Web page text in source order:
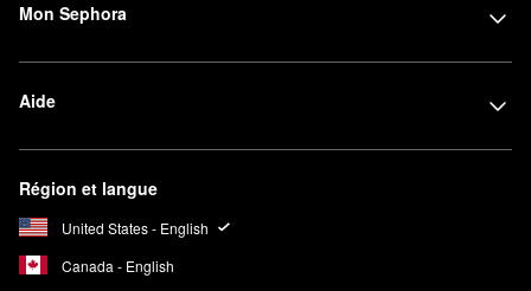
Mon Sephora
Aide
Région et langue
United States - English
Canada - English